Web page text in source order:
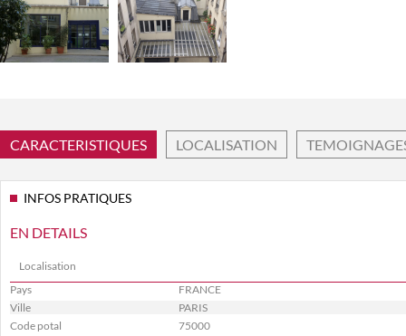
CARACTERISTIQUES LOCALISATION
INFOS PRATIQUES
EN DETAILS
Localisation
Pays
FRANCE
Ville
PARIS
Code potal
75000